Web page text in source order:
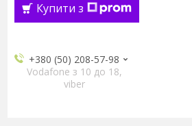
Купити з
+380 (50) 208-57-98
Vodafone з 10 до 18,
viber